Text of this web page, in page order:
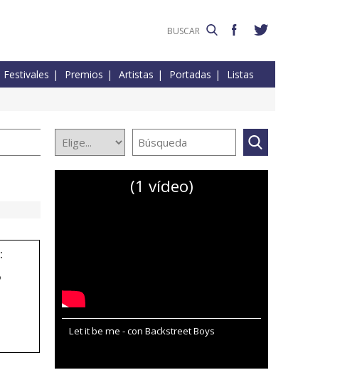
Festivales Premios Artistas Portadas Listas
(1 vídeo)
Let it be me - con Backstreet Boys